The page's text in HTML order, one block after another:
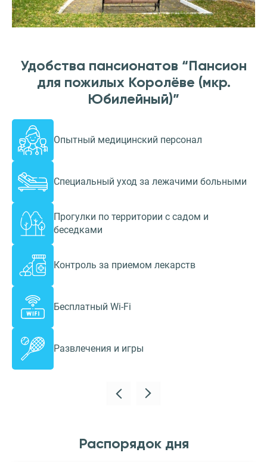
Удобства пансионатов “Пансион
для пожилых Королёве (мкр.
Юбилейный)”
Опытный медицинский персонал
Специальный уход за лежачими больными
Прогулки по территории с садом и
беседками
Контроль за приемом лекарств
Бесплатный Wi-Fi
Развлечения и игры
Распорядок дня